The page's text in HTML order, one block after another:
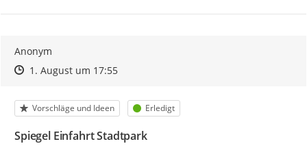
Anonym
Zeitpunkt des Erstellens
Zeitpunkt des Erstellens
1. August um 17:55Zur Äußerung
Kategorie
Vorschläge und Ideen Status
Erledigt
Spiegel Einfahrt Stadtpark